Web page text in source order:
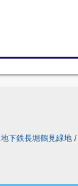
地下鉄長堀鶴見緑地 /